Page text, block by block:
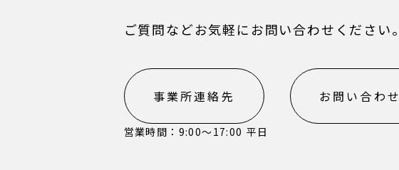
ご質問などお気軽にお問い合わせください。
事業所連絡先
営業時間：9:00〜17:00 平日
お問い合わせ